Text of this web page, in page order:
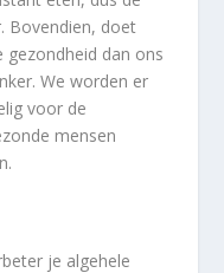
Bovendien, doet
dan ons
We worden er
voor de
mensen
je algehele